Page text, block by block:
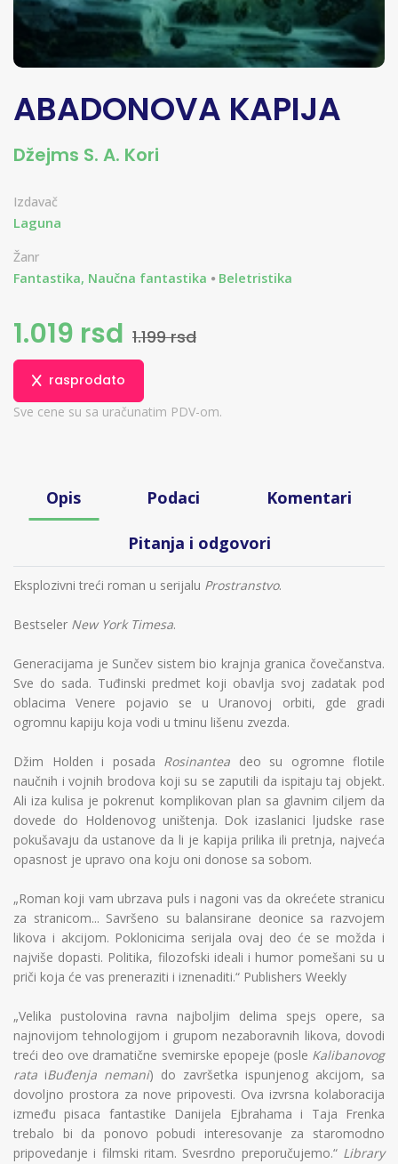
ABADONOVA KAPIJA
Džejms S. A. Kori
Izdavač
Laguna
Žanr
Fantastika, Naučna fantastika
Beletristika
1.019 rsd 1.199 rsd
rasprodato
Sve cene su sa uračunatim PDV-om.
Opis Podaci Komentari
Pitanja i odgovori
Eksplozivni treći roman u serijalu Prostranstvo.
Bestseler New York Timesa.
Generacijama je Sunčev sistem bio krajnja granica čovečanstva.
Sve do sada. Tuđinski predmet koji obavlja svoj zadatak pod
oblacima Venere pojavio se u Uranovoj orbiti, gde gradi
ogromnu kapiju koja vodi u tminu lišenu zvezda.
Džim Holden i posada Rosinantea deo su ogromne flotile
naučnih i vojnih brodova koji su se zaputili da ispitaju taj objekt.
Ali iza kulisa je pokrenut komplikovan plan sa glavnim ciljem da
dovede do Holdenovog uništenja. Dok izaslanici ljudske rase
pokušavaju da ustanove da li je kapija prilika ili pretnja, najveća
opasnost je upravo ona koju oni donose sa sobom.
„Roman koji vam ubrzava puls i nagoni vas da okrećete stranicu
za stranicom... Savršeno su balansirane deonice sa razvojem
likova i akcijom. Poklonicima serijala ovaj deo će se možda i
najviše dopasti. Politika, filozofski ideali i humor pomešani su u
priči koja će vas preneraziti i iznenaditi.“ Publishers Weekly
„Velika pustolovina ravna najboljim delima spejs opere, sa
najnovijom tehnologijom i grupom nezaboravnih likova, dovodi
treći deo ove dramatične svemirske epopeje (posle Kalibanovog
rata iBuđenja nemani) do završetka ispunjenog akcijom, sa
dovoljno prostora za nove pripovesti. Ova izvrsna kolaboracija
između pisaca fantastike Danijela Ejbrahama i Taja Frenka
trebalo bi da ponovo pobudi interesovanje za staromodno
pripovedanje i filmski ritam. Svesrdno preporučujemo.“ Library